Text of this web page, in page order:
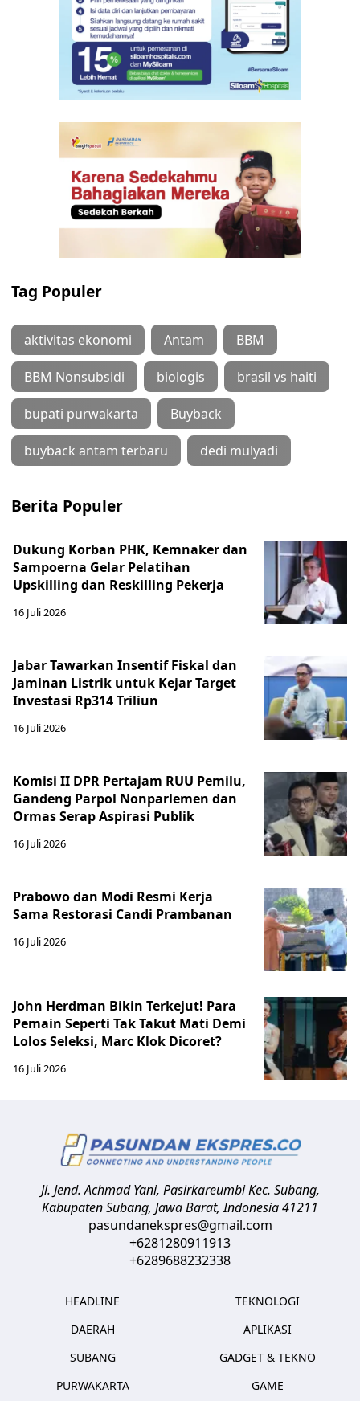
Tag Populer
aktivitas ekonomi Antam BBM
BBM Nonsubsidi biologis brasil vs haiti
bupati purwakarta Buyback
buyback antam terbaru dedi mulyadi
Berita Populer
Dukung Korban PHK, Kemnaker dan
Sampoerna Gelar Pelatihan
Upskilling dan Reskilling Pekerja
16 Juli 2026
Jabar Tawarkan Insentif Fiskal dan
Jaminan Listrik untuk Kejar Target
Investasi Rp314 Triliun
16 Juli 2026
Komisi II DPR Pertajam RUU Pemilu,
Gandeng Parpol Nonparlemen dan
Ormas Serap Aspirasi Publik
16 Juli 2026
Prabowo dan Modi Resmi Kerja
Sama Restorasi Candi Prambanan
16 Juli 2026
John Herdman Bikin Terkejut! Para
Pemain Seperti Tak Takut Mati Demi
Lolos Seleksi, Marc Klok Dicoret?
16 Juli 2026
Jl. Jend. Achmad Yani, Pasirkareumbi Kec. Subang,
Kabupaten Subang, Jawa Barat,Indonesia41211
pasundanekspres@gmail.com
+6281280911913
+6289688232338
HEADLINE
DAERAH
SUBANG
PURWAKARTA
TEKNOLOGI
APLIKASI
GADGET & TEKNO
GAME